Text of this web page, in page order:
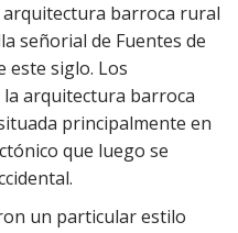
barroca rural
señorial de Fuentes de
este siglo. Los
arquitectura barroca
principalmente en
que luego se
un particular estilo